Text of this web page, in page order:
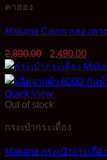
คาฮอง
Makana Cajon กลองคา
2,890.00
Original
price
was:
2,890.00฿.
2,490.00
is:
Quick View
Out of stock
กระเป๋ากระเดื่อง
Makana กระเป๋ากระเดื่